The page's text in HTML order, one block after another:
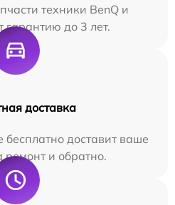
техники BenQ и
гарантию до 3 лет.
доставка
доставит ваше
ремонт и обратно.